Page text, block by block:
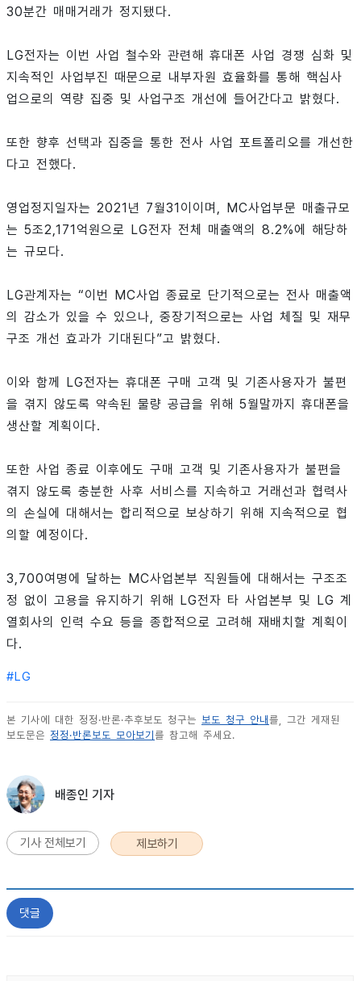
30분간 매매거래가 정지됐다.
LG전자는 이번 사업 철수와 관련해 휴대폰 사업 경쟁 심화 및
지속적인 사업부진 때문으로 내부자원 효율화를 통해 핵심사
업으로의 역량 집중 및 사업구조 개선에 들어간다고 밝혔다.
또한 향후 선택과 집중을 통한 전사 사업 포트폴리오를 개선한
다고 전했다.
영업정지일자는 2021년 7월31이이며, MC사업부문 매출규모
는 5조2,171억원으로 LG전자 전체 매출액의 8.2%에 해당하
는 규모다.
LG관계자는 “이번 MC사업 종료로 단기적으로는 전사 매출액
의 감소가 있을 수 있으나, 중장기적으로는 사업 체질 및 재무
구조 개선 효과가 기대된다”고 밝혔다.
이와 함께 LG전자는 휴대폰 구매 고객 및 기존사용자가 불편
을 겪지 않도록 약속된 물량 공급을 위해 5월말까지 휴대폰을
생산할 계획이다.
또한 사업 종료 이후에도 구매 고객 및 기존사용자가 불편을
겪지 않도록 충분한 사후 서비스를 지속하고 거래선과 협력사
의 손실에 대해서는 합리적으로 보상하기 위해 지속적으로 협
의할 예정이다.
3,700여명에 달하는 MC사업본부 직원들에 대해서는 구조조
정 없이 고용을 유지하기 위해 LG전자 타 사업본부 및 LG 계
열회사의 인력 수요 등을 종합적으로 고려해 재배치할 계획이
다.
#LG
본 기사에 대한 정정·반론·추후보도 청구는 보도 청구 안내 를, 그간 게재된
보도문은 정정·반론보도 모아보기 를 참고해 주세요.
배종인 기자
기사 전체보기 제보하기
댓글